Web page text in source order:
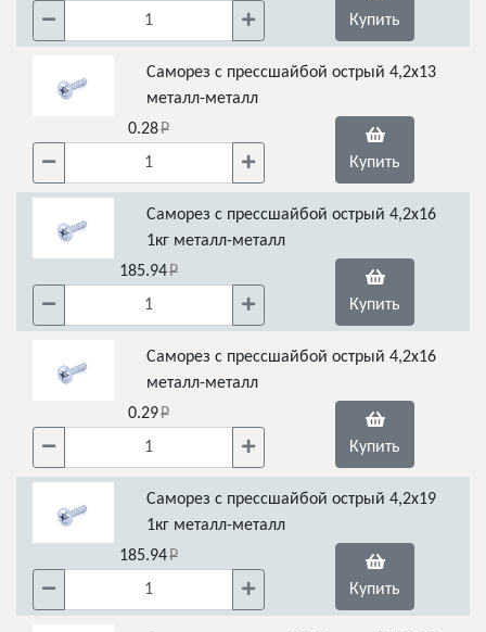
Купить
Саморез с прессшайбой острый 4,2х13
металл-металл
0.28
Купить
Саморез с прессшайбой острый 4,2х16
1кг металл-металл
185.94
Купить
Саморез с прессшайбой острый 4,2х16
металл-металл
0.29
Купить
Саморез с прессшайбой острый 4,2х19
1кг металл-металл
185.94
Купить